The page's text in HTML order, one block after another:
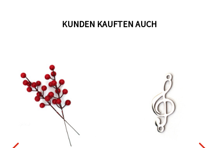
KUNDEN KAUFTEN AUCH